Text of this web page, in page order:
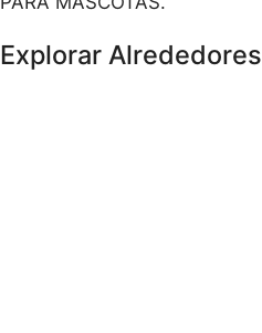
Explorar Alrededores